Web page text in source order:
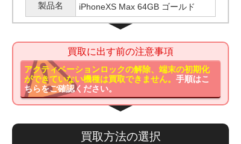
製品名
iPhoneXS Max 64GB ゴールド
買取に出す前の注意事項
アクティベーションロックの解除、端末の初期化
ができていない機種は買取できません。手順はこ
ちらをご確認ください。
買取方法の選択